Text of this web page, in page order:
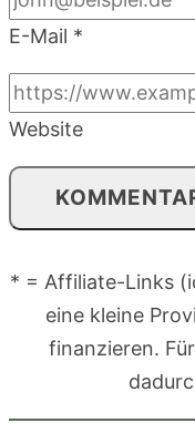
E-Mail *
Website
* = Affiliate-Links
eine kleine
finanzieren.